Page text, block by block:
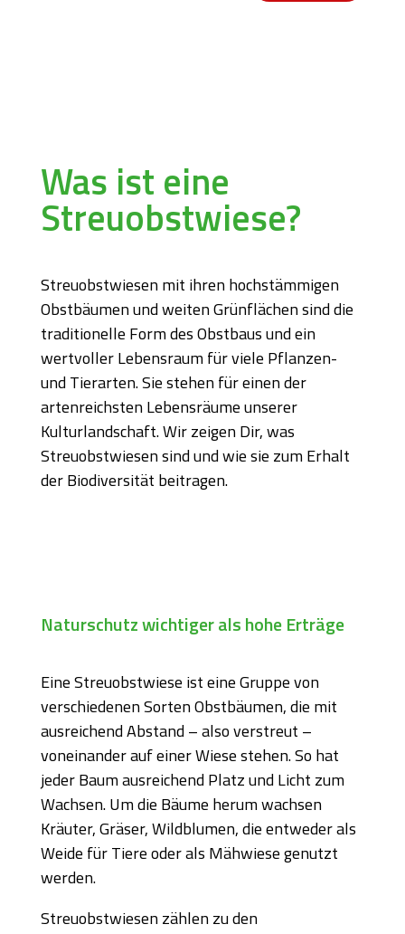
Was ist eine
Streuobstwiese?
Streuobstwiesen mit ihren hochstämmigen
Obstbäumen und weiten Grünflächen sind die
traditionelle Form des Obstbaus und ein
wertvoller Lebensraum für viele Pflanzen-
und Tierarten. Sie stehen für einen der
artenreichsten Lebensräume unserer
Kulturlandschaft. Wir zeigen Dir, was
Streuobstwiesen sind und wie sie zum Erhalt
der Biodiversität beitragen.
Naturschutz wichtiger als hohe Erträge
Eine Streuobstwiese ist eine Gruppe von
verschiedenen Sorten Obstbäumen, die mit
ausreichend Abstand – also verstreut –
voneinander auf einer Wiese stehen. So hat
jeder Baum ausreichend Platz und Licht zum
Wachsen. Um die Bäume herum wachsen
Kräuter, Gräser, Wildblumen, die entweder als
Weide für Tiere oder als Mähwiese genutzt
werden.
Streuobstwiesen zählen zu den